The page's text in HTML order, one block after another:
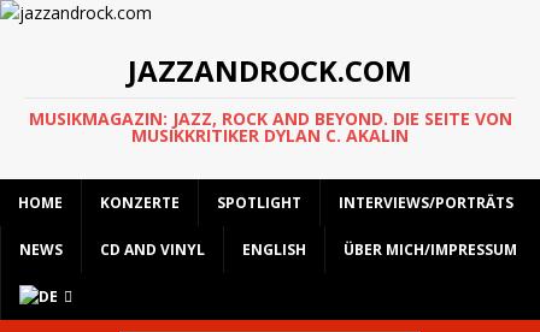
JAZZANDROCK.COM
MUSIKMAGAZIN: JAZZ, ROCK AND BEYOND. DIE SEITE VON
MUSIKKRITIKER DYLAN C. AKALIN
HOME KONZERTE SPOTLIGHT INTERVIEWS/PORTRÄTS
NEWS CD AND VINYL ENGLISH ÜBER MICH/IMPRESSUM